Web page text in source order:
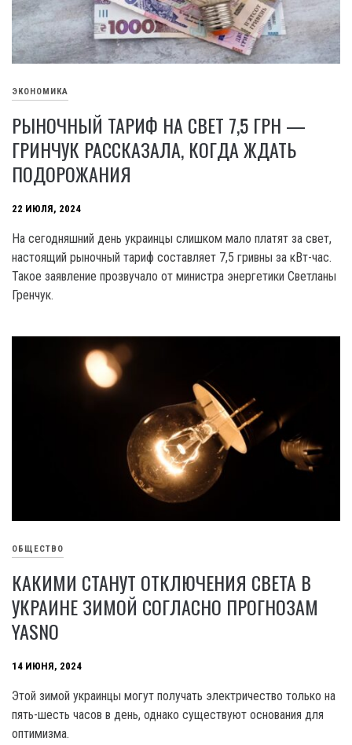
ЭКОНОМИКА
РЫНОЧНЫЙ ТАРИФ НА СВЕТ 7,5 ГРН —
ГРИНЧУК РАССКАЗАЛА, КОГДА ЖДАТЬ
ПОДОРОЖАНИЯ
22 ИЮЛЯ, 2024
На сегодняшний день украинцы слишком мало платят за свет,
настоящий рыночный тариф составляет 7,5 гривны за кВт-час.
Такое заявление прозвучало от министра энергетики Светланы
Гренчук.
ОБЩЕСТВО
КАКИМИ СТАНУТ ОТКЛЮЧЕНИЯ СВЕТА В
УКРАИНЕ ЗИМОЙ СОГЛАСНО ПРОГНОЗАМ
YASNO
14 ИЮНЯ, 2024
Этой зимой украинцы могут получать электричество только на
пять-шесть часов в день, однако существуют основания для
оптимизма.